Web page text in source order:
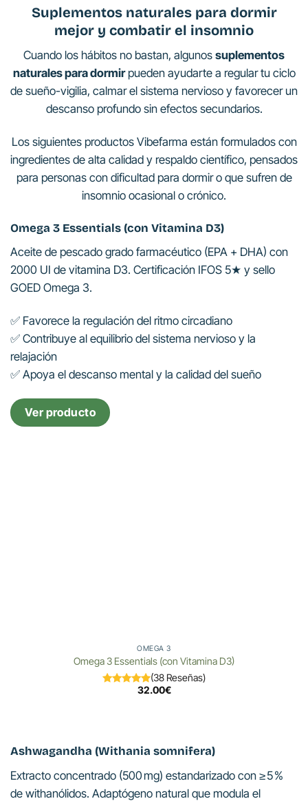
Suplementos naturales para dormir
mejor y combatir el insomnio
Cuando los hábitos no bastan, algunos suplementos
naturales para dormirpueden ayudarte a regular tu ciclo
de sueño-vigilia, calmar el sistema nervioso y favorecer un
descanso profundo sin efectos secundarios.
Los siguientes productos Vibefarma están formulados con
ingredientes de alta calidad y respaldo científico, pensados
para personas con dificultad para dormir o que sufren de
insomnio ocasional o crónico.
Omega 3 Essentials (con Vitamina D3)
Aceite de pescado grado farmacéutico (EPA + DHA) con
2000 UI de vitamina D3. Certificación IFOS 5★ y sello
GOED Omega 3.
✅ Favorece la regulación del ritmo circadiano
✅ Contribuye al equilibrio del sistema nervioso y la
relajación
✅ Apoya el descanso mental y la calidad del sueño
Ver producto
OMEGA 3
Omega 3 Essentials (con Vitamina D3)
(38 Reseñas)
32.00€
Ashwagandha (Withania somnifera)
Extracto concentrado (500 mg) estandarizado con ≥ 5 %
de withanólidos. Adaptógeno natural que modula el